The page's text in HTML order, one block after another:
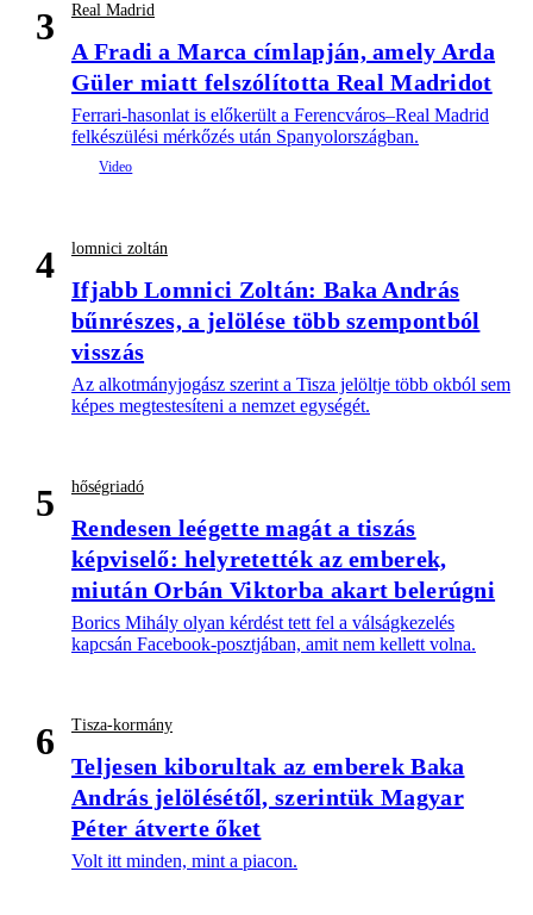
3 Real Madrid
A Fradi a Marca címlapján, amely Arda
Güler miatt felszólította Real Madridot
Ferrari-hasonlat is előkerült a Ferencváros–Real Madrid
felkészülési mérkőzés után Spanyolországban.
4 lomnici zoltán
Ifjabb Lomnici Zoltán: Baka András
bűnrészes, a jelölése több szempontból
visszás
Az alkotmányjogász szerint a Tisza jelöltje több okból sem
képes megtestesíteni a nemzet egységét.
5 hőségriadó
Rendesen leégette magát a tiszás
képviselő: helyretették az emberek,
miután Orbán Viktorba akart belerúgni
Borics Mihály olyan kérdést tett fel a válságkezelés
kapcsán Facebook-posztjában, amit nem kellett volna.
6 Tisza-kormány
Teljesen kiborultak az emberek Baka
András jelölésétől, szerintük Magyar
Péter átverte őket
Volt itt minden, mint a piacon.